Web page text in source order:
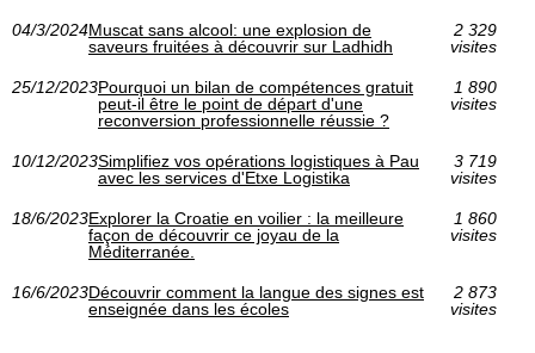
04/3/2024Muscat sans alcool: une explosion de
saveurs fruitées à découvrir sur Ladhidh
2 329
visites
25/12/2023Pourquoi un bilan de compétences gratuit
peut-il être le point de départ d'une
reconversion professionnelle réussie ?
1 890
visites
10/12/2023Simplifiez vos opérations logistiques à Pau
avec les services d'Etxe Logistika
3 719
visites
18/6/2023Explorer la Croatie en voilier : la meilleure
façon de découvrir ce joyau de la
Méditerranée.
1 860
visites
16/6/2023Découvrir comment la langue des signes est
enseignée dans les écoles
2 873
visites